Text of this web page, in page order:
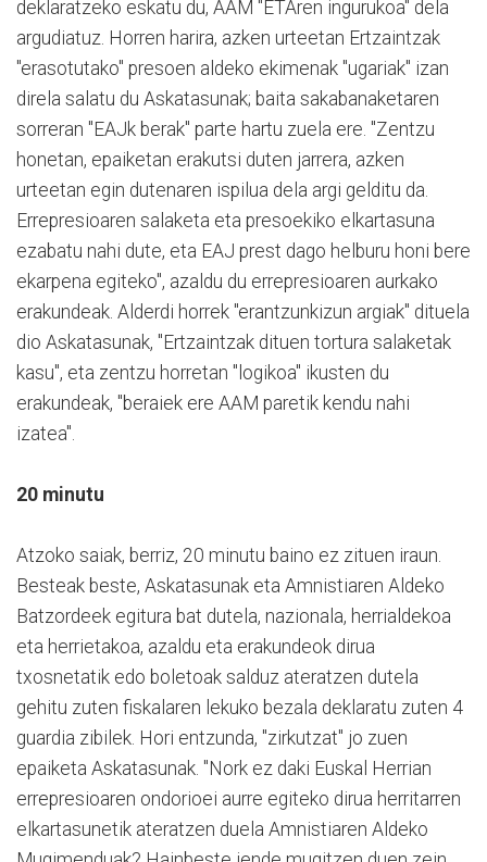
deklaratzeko eskatu du, AAM "ETAren ingurukoa" dela
argudiatuz. Horren harira, azken urteetan Ertzaintzak
"erasotutako" presoen aldeko ekimenak "ugariak" izan
direla salatu du Askatasunak; baita sakabanaketaren
sorreran "EAJk berak" parte hartu zuela ere. "Zentzu
honetan, epaiketan erakutsi duten jarrera, azken
urteetan egin dutenaren ispilua dela argi gelditu da.
Errepresioaren salaketa eta presoekiko elkartasuna
ezabatu nahi dute, eta EAJ prest dago helburu honi bere
ekarpena egiteko", azaldu du errepresioaren aurkako
erakundeak. Alderdi horrek "erantzunkizun argiak" dituela
dio Askatasunak, "Ertzaintzak dituen tortura salaketak
kasu", eta zentzu horretan "logikoa" ikusten du
erakundeak, "beraiek ere AAM paretik kendu nahi
izatea".
20 minutu
Atzoko saiak, berriz, 20 minutu baino ez zituen iraun.
Besteak beste, Askatasunak eta Amnistiaren Aldeko
Batzordeek egitura bat dutela, nazionala, herrialdekoa
eta herrietakoa, azaldu eta erakundeok dirua
txosnetatik edo boletoak salduz ateratzen dutela
gehitu zuten fiskalaren lekuko bezala deklaratu zuten 4
guardia zibilek. Hori entzunda, "zirkutzat" jo zuen
epaiketa Askatasunak. "Nork ez daki Euskal Herrian
errepresioaren ondorioei aurre egiteko dirua herritarren
elkartasunetik ateratzen duela Amnistiaren Aldeko